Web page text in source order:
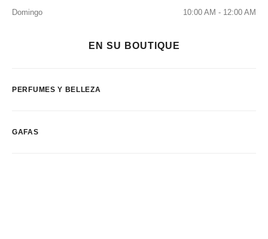
Domingo
10:00 AM - 12:00 AM
EN SU BOUTIQUE
PERFUMES Y BELLEZA
GAFAS